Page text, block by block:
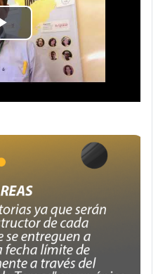
Reproducir
Vídeo